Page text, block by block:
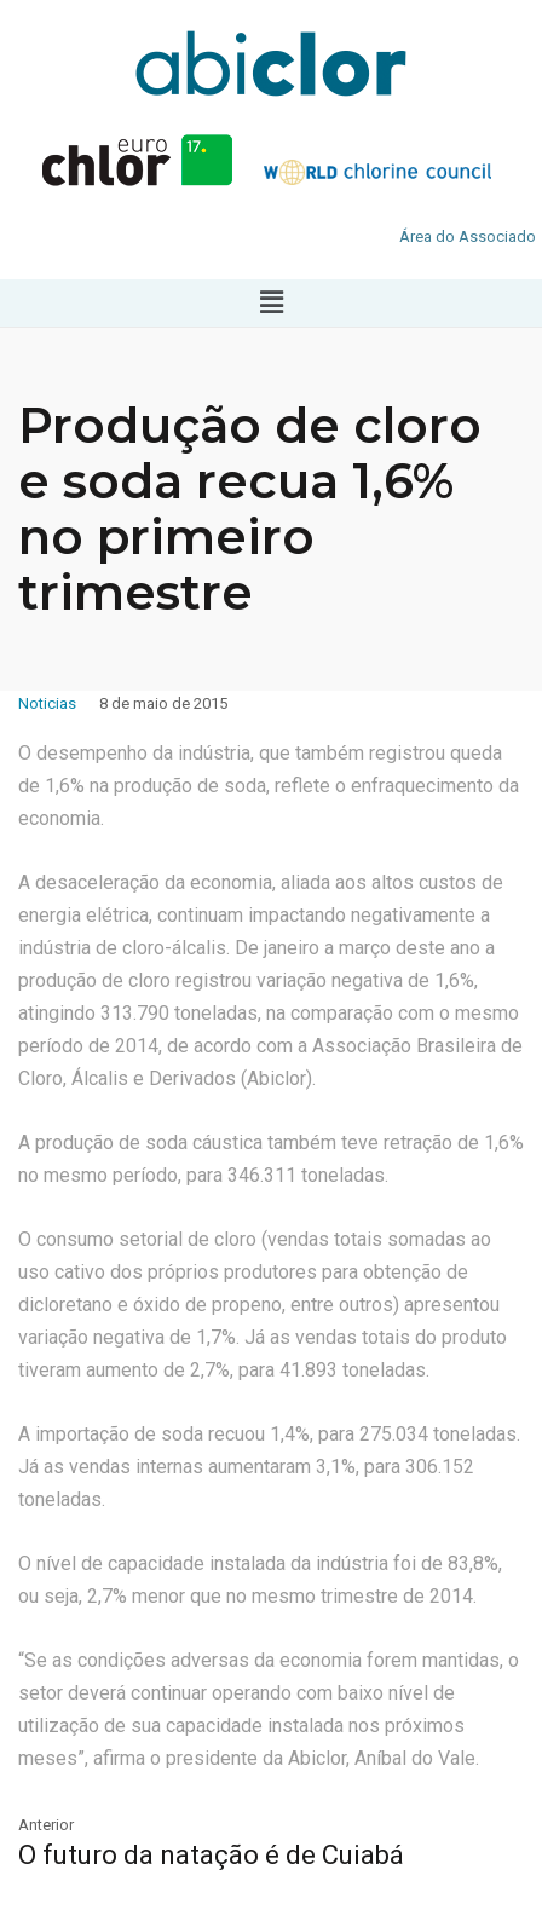
Área do Associado
Produção de cloro
e soda recua 1,6%
no primeiro
trimestre
Noticias 8 de maio de 2015
O desempenho da indústria, que também registrou queda
de 1,6% na produção de soda, reflete o enfraquecimento da
economia.
A desaceleração da economia, aliada aos altos custos de
energia elétrica, continuam impactando negativamente a
indústria de cloro-álcalis. De janeiro a março deste ano a
produção de cloro registrou variação negativa de 1,6%,
atingindo 313.790 toneladas, na comparação com o mesmo
período de 2014, de acordo com a Associação Brasileira de
Cloro, Álcalis e Derivados (Abiclor).
A produção de soda cáustica também teve retração de 1,6%
no mesmo período, para 346.311 toneladas.
O consumo setorial de cloro (vendas totais somadas ao
uso cativo dos próprios produtores para obtenção de
dicloretano e óxido de propeno, entre outros) apresentou
variação negativa de 1,7%. Já as vendas totais do produto
tiveram aumento de 2,7%, para 41.893 toneladas.
A importação de soda recuou 1,4%, para 275.034 toneladas.
Já as vendas internas aumentaram 3,1%, para 306.152
toneladas.
O nível de capacidade instalada da indústria foi de 83,8%,
ou seja, 2,7% menor que no mesmo trimestre de 2014.
“Se as condições adversas da economia forem mantidas, o
setor deverá continuar operando com baixo nível de
utilização de sua capacidade instalada nos próximos
meses”, afirma o presidente da Abiclor, Aníbal do Vale.
Anterior
O futuro da natação é de Cuiabá